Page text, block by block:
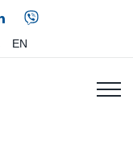
EN